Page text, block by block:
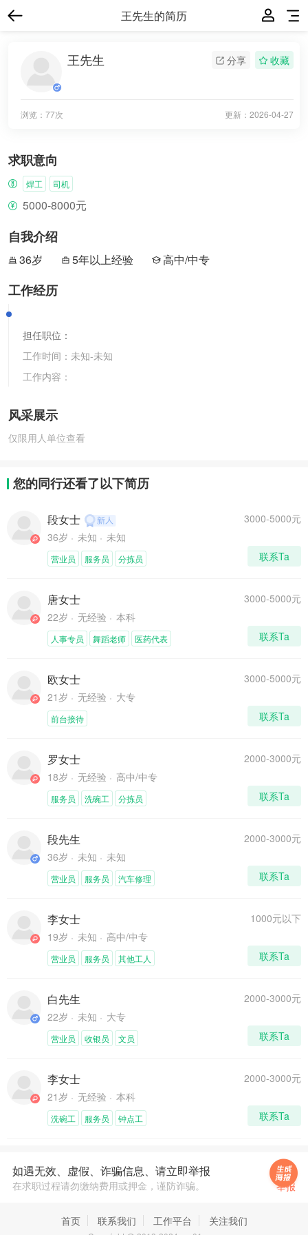
王先生的简历
分享 收藏
王先生
更新： 2026-04-27
浏览：77次
求职意向
焊工 司机
5000-8000元
自我介绍
36岁 5年以上经验 高中/中专
工作经历
担任职位：
工作时间： 未知-未知
工作内容：
风采展示
仅限用人单位查看
您的同行还看了以下简历
3000-5000元
段女士
36岁 未知
未知
联系Ta
营业员 服务员 分拣员
3000-5000元
唐女士
22岁 无经验
本科
联系Ta
人事专员 舞蹈老师 医药代表
3000-5000元
欧女士
21岁 无经验
大专
联系Ta
前台接待
2000-3000元
罗女士
18岁 无经验
高中/中专
联系Ta
服务员 洗碗工 分拣员
2000-3000元
段先生
36岁 未知
未知
联系Ta
营业员 服务员 汽车修理
1000元以下
李女士
19岁 未知
高中/中专
联系Ta
营业员 服务员 其他工人
2000-3000元
白先生
22岁 未知
大专
联系Ta
营业员 收银员 文员
2000-3000元
李女士
21岁 无经验
本科
联系Ta
洗碗工 服务员 钟点工
举报
如遇无效、虚假、诈骗信息、请立即举报
在求职过程请勿缴纳费用或押金，谨防诈骗。
首页 联系我们 工作平台 关注我们